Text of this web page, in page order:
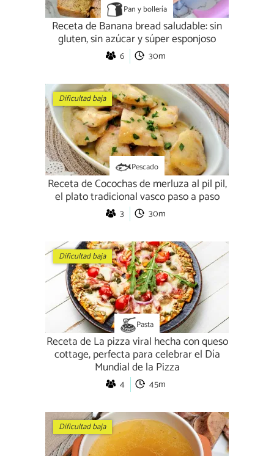
Pan y bollería
Receta de Banana bread saludable: sin
gluten, sin azúcar y súper esponjoso
6 30m
Dificultad baja
Pescado
Receta de Cocochas de merluza al pil pil,
el plato tradicional vasco paso a paso
3 30m
Dificultad baja
Pasta
Receta de La pizza viral hecha con queso
cottage, perfecta para celebrar el Día
Mundial de la Pizza
4 45m
Dificultad baja